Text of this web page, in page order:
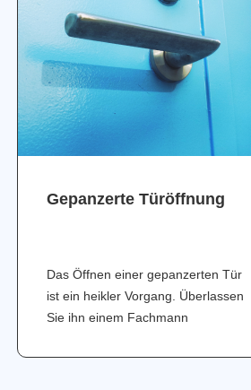
Gepanzerte Türöffnung
Das Öffnen einer gepanzerten Tür
ist ein heikler Vorgang. Überlassen
Sie ihn einem Fachmann